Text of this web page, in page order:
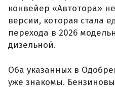
конвейер «Автотора»
версии, которая стала
перехода в 2026
дизельной.
Оба указанных в
уже знакомы.